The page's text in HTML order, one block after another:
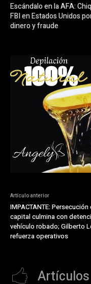
Escándalo en la AFA:
FBI en Estados Unidos
dinero y fraude
Artículo anterior
IMPACTANTE: Persecución
capital culmina con
vehículo robado; Gilberto
refuerza operativos